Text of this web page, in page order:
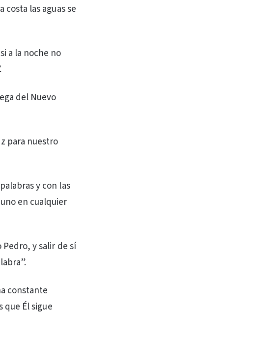
costa las aguas se
a la noche no
del Nuevo
para nuestro
y con las
en cualquier
y salir de sí
constante
que Él sigue